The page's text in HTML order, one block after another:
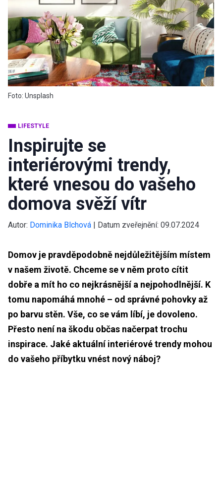
Foto: Unsplash
LIFESTYLE
Inspirujte se
interiérovými trendy,
které vnesou do vašeho
domova svěží vítr
Autor: Dominika Blchová | Datum zveřejnění: 09.07.2024
Domov je pravděpodobně nejdůležitějším místem
v našem životě. Chceme se v něm proto cítit
dobře a mít ho co nejkrásnější a nejpohodlnější. K
tomu napomáhá mnohé – od správné pohovky až
po barvu stěn. Vše, co se vám líbí, je dovoleno.
Přesto není na škodu občas načerpat trochu
inspirace. Jaké aktuální interiérové trendy mohou
do vašeho příbytku vnést nový náboj?